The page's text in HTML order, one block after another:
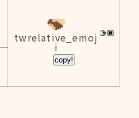
twrelative_emoj
i
copy!